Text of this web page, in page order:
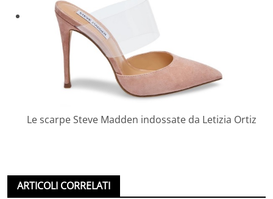
Le scarpe Steve Madden indossate da Letizia Ortiz
ARTICOLI CORRELATI